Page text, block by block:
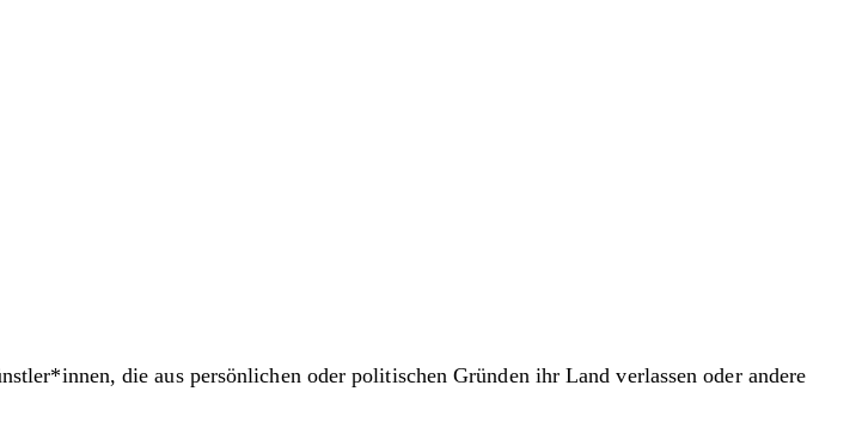
die aus persönlichen oder politischen Gründen ihr Land verlassen oder andere